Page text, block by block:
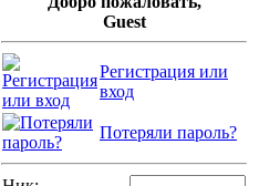
Guest
Регистрация или
вход
Потеряли пароль?